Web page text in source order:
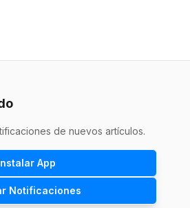
de nuevos artículos.
App
Notificaciones